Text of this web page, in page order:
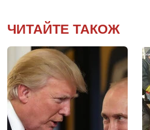
ЧИТАЙТЕ ТАКОЖ